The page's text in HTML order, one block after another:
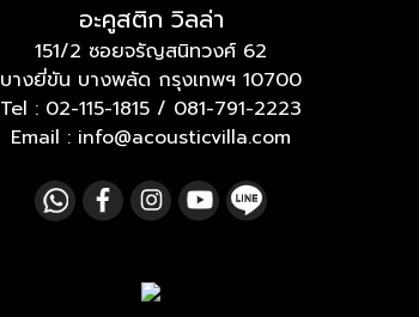
อะคูสติก วิลล่า
151/2 ซอยจรัญสนิทวงศ์ 62
บางยี่ขัน บางพลัด กรุงเทพฯ 10700
Tel : 02-115-1815 / 081-791-2223
Email : info@acousticvilla.com